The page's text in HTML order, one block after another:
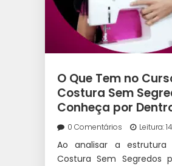
O Que Tem no
Costura Sem
Conheça por
0 Comentários Leitura:
Ao analisar a estrutura
Costura Sem Segredos